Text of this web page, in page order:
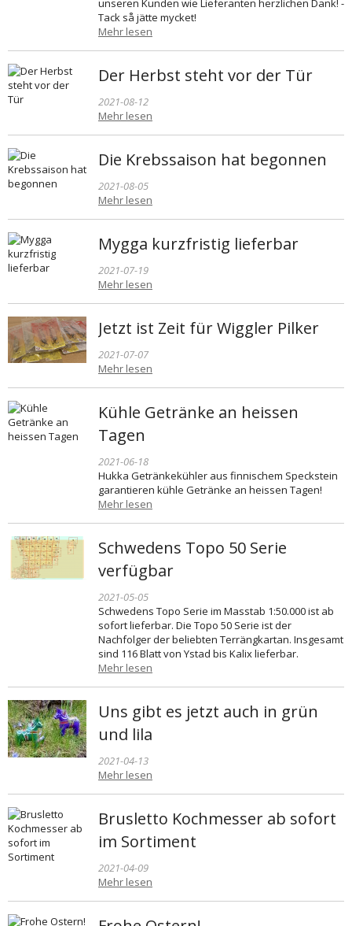
unseren Kunden wie Lieferanten herzlichen Dank! -
Tack så jätte mycket!
Mehr lesen
Der Herbst steht vor der Tür
2021-08-12
Mehr lesen
Die Krebssaison hat begonnen
2021-08-05
Mehr lesen
Mygga kurzfristig lieferbar
2021-07-19
Mehr lesen
Jetzt ist Zeit für Wiggler Pilker
2021-07-07
Mehr lesen
Kühle Getränke an heissen
Tagen
2021-06-18
Hukka Getränkekühler aus finnischem Speckstein
garantieren kühle Getränke an heissen Tagen!
Mehr lesen
Schwedens Topo 50 Serie
verfügbar
2021-05-05
Schwedens Topo Serie im Masstab 1:50.000 ist ab
sofort lieferbar. Die Topo 50 Serie ist der
Nachfolger der beliebten Terrängkartan. Insgesamt
sind 116 Blatt von Ystad bis Kalix lieferbar.
Mehr lesen
Uns gibt es jetzt auch in grün
und lila
2021-04-13
Mehr lesen
Brusletto Kochmesser ab sofort
im Sortiment
2021-04-09
Mehr lesen